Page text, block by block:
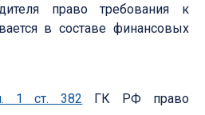
право требования к
в составе финансовых
1 ст. 382 ГК РФ право